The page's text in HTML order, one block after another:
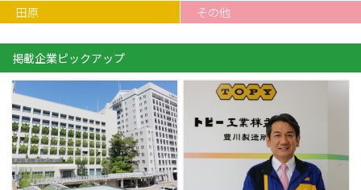
田原
その他
掲載企業ピックアップ